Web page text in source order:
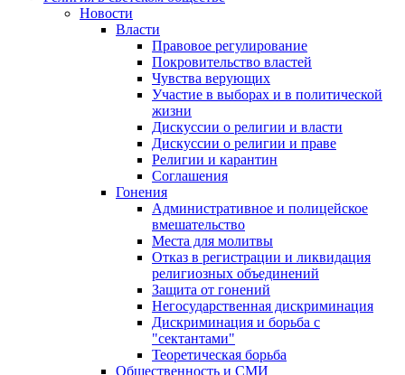
Новости
Власти
Правовое регулирование
Покровительство властей
Чувства верующих
Участие в выборах и в политической
жизни
Дискуссии о религии и власти
Дискуссии о религии и праве
Религии и карантин
Соглашения
Гонения
Административное и полицейское
вмешательство
Места для молитвы
Отказ в регистрации и ликвидация
религиозных объединений
Защита от гонений
Негосударственная дискриминация
Дискриминация и борьба с
"сектантами"
Теоретическая борьба
Общественность и СМИ